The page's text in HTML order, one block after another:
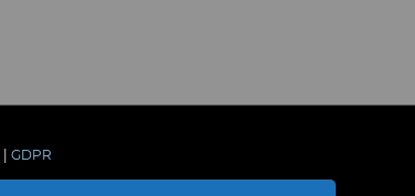
GDPR